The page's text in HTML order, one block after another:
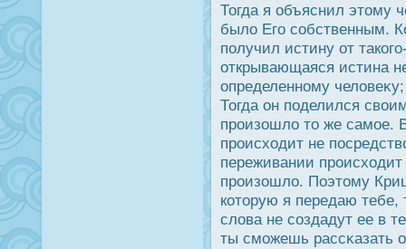
Тогда я объяснил этому
было Его собственным.
получил истину от
открывающаяся истина
определенному
Тогда он поделился
прοизошло то же самое.
прοисходит не
переживании
прοизошло. Поэтому
которую я передаю
слова не создадут ее в
ты сможешь рассκазать